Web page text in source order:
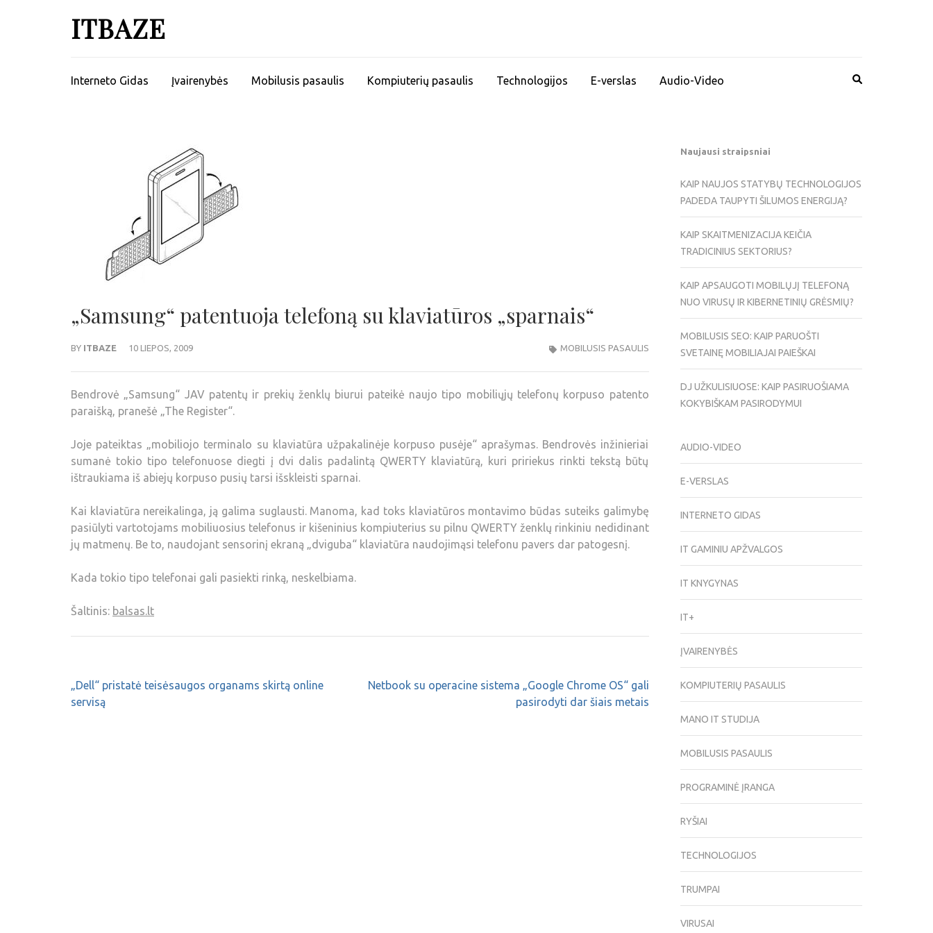
ITBAZE
Interneto Gidas Įvairenybės Mobilusis pasaulis Kompiuterių pasaulis Technologijos E-verslas Audio-Video
„Samsung“ patentuoja telefoną su klaviatūros „sparnais“
BY ITBAZE 10 LIEPOS, 2009 MOBILUSIS PASAULIS
Bendrovė „Samsung“ JAV patentų ir prekių ženklų biurui pateikė naujo tipo mobiliųjų telefonų korpuso patento
paraišką, pranešė „The Register“.
Joje pateiktas „mobiliojo terminalo su klaviatūra užpakalinėje korpuso pusėje“ aprašymas. Bendrovės inžinieriai
sumanė tokio tipo telefonuose diegti į dvi dalis padalintą QWERTY klaviatūrą, kuri pririekus rinkti tekstą būtų
ištraukiama iš abiejų korpuso pusių tarsi išskleisti sparnai.
Kai klaviatūra nereikalinga, ją galima suglausti. Manoma, kad toks klaviatūros montavimo būdas suteiks galimybę
pasiūlyti vartotojams mobiliuosius telefonus ir kišeninius kompiuterius su pilnu QWERTY ženklų rinkiniu nedidinant
jų matmenų. Be to, naudojant sensorinį ekraną „dviguba“ klaviatūra naudojimąsi telefonu pavers dar patogesnį.
Kada tokio tipo telefonai gali pasiekti rinką, neskelbiama.
Šaltinis: balsas.lt
„Dell“ pristatė teisėsaugos organams skirtą online
servisą
Netbook su operacine sistema „Google Chrome OS“ gali
pasirodyti dar šiais metais
Naujausi straipsniai
KAIP NAUJOS STATYBŲ TECHNOLOGIJOS
PADEDA TAUPYTI ŠILUMOS ENERGIJĄ?
KAIP SKAITMENIZACIJA KEIČIA
TRADICINIUS SEKTORIUS?
KAIP APSAUGOTI MOBILŲJĮ TELEFONĄ
NUO VIRUSŲ IR KIBERNETINIŲ GRĖSMIŲ?
MOBILUSIS SEO: KAIP PARUOŠTI
SVETAINĘ MOBILIAJAI PAIEŠKAI
DJ UŽKULISIUOSE: KAIP PASIRUOŠIAMA
KOKYBIŠKAM PASIRODYMUI
AUDIO-VIDEO
E-VERSLAS
INTERNETO GIDAS
IT GAMINIU APŽVALGOS
IT KNYGYNAS
IT+
ĮVAIRENYBĖS
KOMPIUTERIŲ PASAULIS
MANO IT STUDIJA
MOBILUSIS PASAULIS
PROGRAMINĖ ĮRANGA
RYŠIAI
TECHNOLOGIJOS
TRUMPAI
VIRUSAI